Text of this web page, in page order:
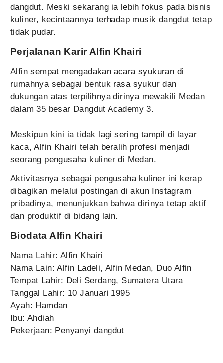
dangdut. Meski sekarang ia lebih fokus pada bisnis
kuliner, kecintaannya terhadap musik dangdut tetap
tidak pudar.
Perjalanan Karir Alfin Khairi
Alfin sempat mengadakan acara syukuran di
rumahnya sebagai bentuk rasa syukur dan
dukungan atas terpilihnya dirinya mewakili Medan
dalam 35 besar Dangdut Academy 3.
Meskipun kini ia tidak lagi sering tampil di layar
kaca, Alfin Khairi telah beralih profesi menjadi
seorang pengusaha kuliner di Medan.
Aktivitasnya sebagai pengusaha kuliner ini kerap
dibagikan melalui postingan di akun Instagram
pribadinya, menunjukkan bahwa dirinya tetap aktif
dan produktif di bidang lain.
Biodata Alfin Khairi
Nama Lahir: Alfin Khairi
Nama Lain: Alfin Ladeli, Alfin Medan, Duo Alfin
Tempat Lahir: Deli Serdang, Sumatera Utara
Tanggal Lahir: 10 Januari 1995
Ayah: Hamdan
Ibu: Ahdiah
Pekerjaan: Penyanyi dangdut